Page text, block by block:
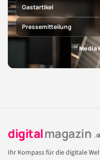
Gastartikel
Pressemitteilung
Media
digitalmagazin
Ihr Kompass für die digitale